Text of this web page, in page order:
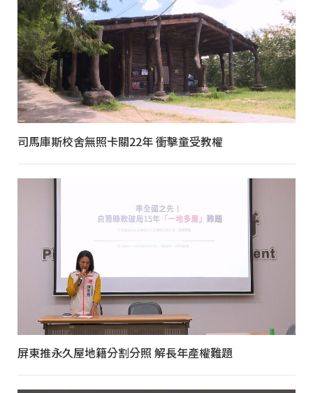
司馬庫斯校舍無照卡關22年 衝擊童受教權
屏東推永久屋地籍分割分照 解長年產權難題